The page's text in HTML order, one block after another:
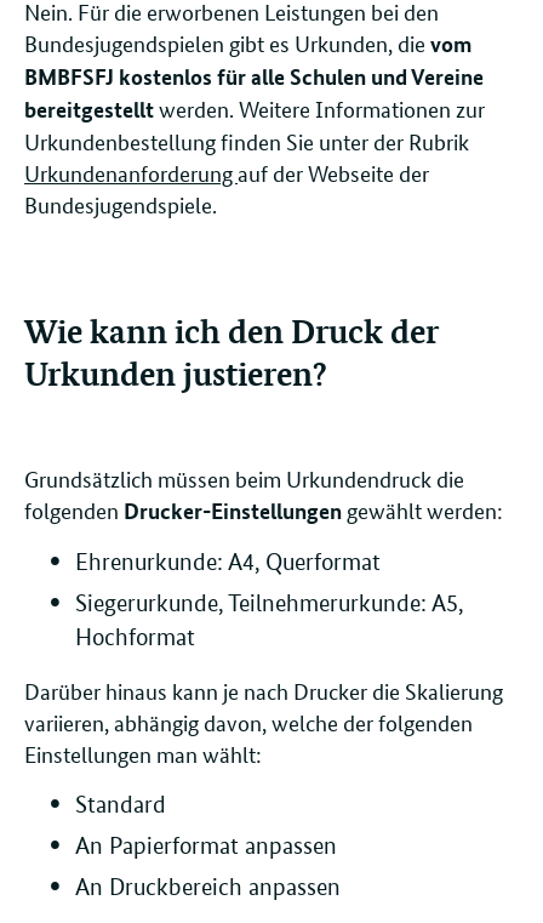
Nein. Für die erworbenen Leistungen bei den
Bundesjugendspielen gibt es Urkunden, die vom
BMBFSFJ kostenlos für alle Schulen und Vereine
bereitgestelltwerden. Weitere Informationen zur
Urkundenbestellung finden Sie unter der Rubrik
Urkundenanforderungauf der Webseite der
Bundesjugendspiele.
Wie kann ich den Druck der
Urkunden justieren?
Grundsätzlich müssen beim Urkundendruck die
folgenden Drucker-Einstellungen gewählt werden:
Ehrenurkunde: A4, Querformat
Siegerurkunde, Teilnehmerurkunde: A5,
Hochformat
Darüber hinaus kann je nach Drucker die Skalierung
variieren, abhängig davon, welche der folgenden
Einstellungen man wählt:
Standard
An Papierformat anpassen
An Druckbereich anpassen